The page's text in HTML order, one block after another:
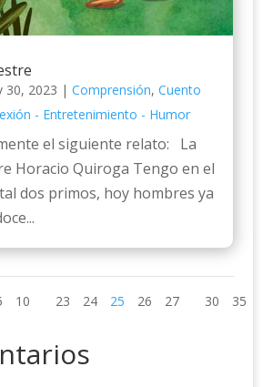
30, 2023 | Comprensión, Cuento
- Entretenimiento - Humor
el siguiente relato: La
Horacio Quiroga Tengo en el
dos primos, hoy hombres ya
10 23 24 25 26 27 30 35